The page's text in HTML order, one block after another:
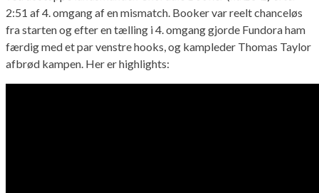
2:51 af 4. omgang af en mismatch. Booker var reelt chanceløs
fra starten og efter en tælling i 4. omgang gjorde Fundora ham
færdig med et par venstre hooks, og kampleder Thomas Taylor
afbrød kampen. Her er highlights: